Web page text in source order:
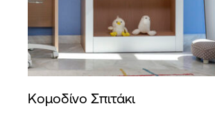
Κομοδίνο Σπιτάκι